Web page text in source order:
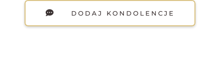
DODAJ KONDOLENCJE